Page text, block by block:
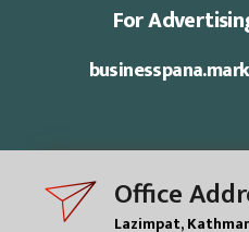
For
Office
Lazimpat,